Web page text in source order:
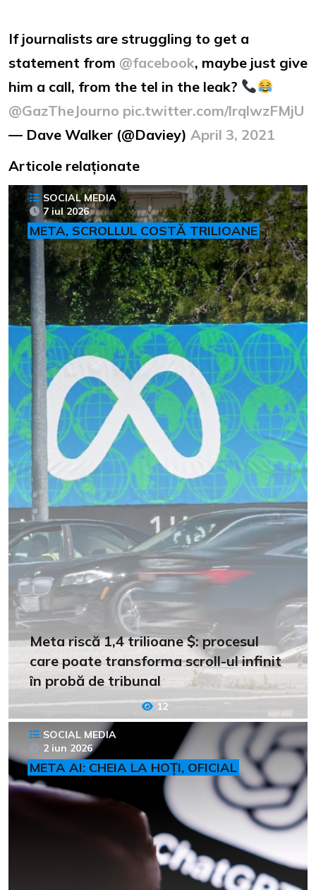
If journalists are struggling to get a
statement from @facebook, maybe just give
him a call, from the tel in the leak?
@GazTheJourno pic.twitter.com/lrqlwzFMjU
— Dave Walker (@Daviey) April 3, 2021
Articole relaționate
SOCIAL MEDIA
7 iul 2026
META, SCROLLUL COSTĂ TRILIOANE
Meta riscă 1,4 trilioane $: procesul
care poate transforma scroll-ul infinit
în probă de tribunal
12
SOCIAL MEDIA
2 iun 2026
META AI: CHEIA LA HOȚI, OFICIAL